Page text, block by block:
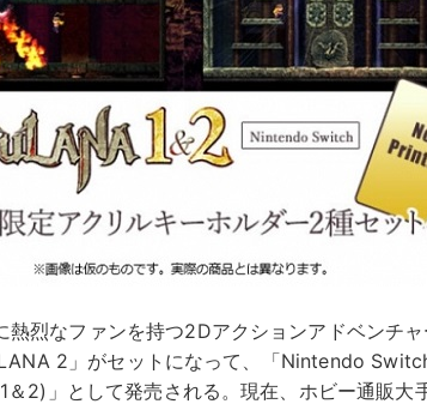
熱烈なファンを持つ2Dアクションアドベンチ
2」がセットになって、「Nintendo
＆2)」として発売される。現在、ホビー通販大